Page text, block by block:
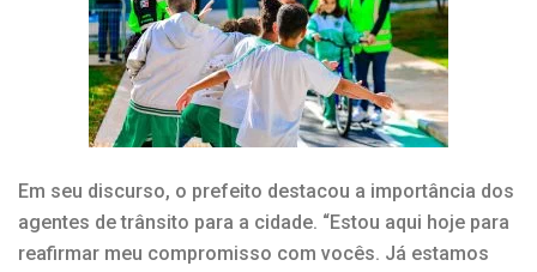
Em seu discurso, o prefeito destacou a importância dos
agentes de trânsito para a cidade. “Estou aqui hoje para
reafirmar meu compromisso com vocês. Já estamos